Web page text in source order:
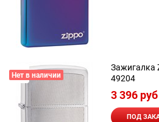
Нет в наличии
Зажигалка
49204
3 396 руб
ПОД